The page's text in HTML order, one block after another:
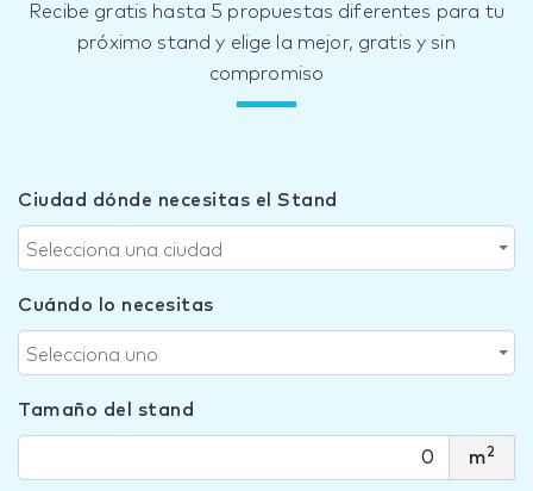
Recibe gratis hasta 5 propuestas diferentes para tu
próximo stand y elige la mejor, gratis y sin
compromiso
Ciudad dónde necesitas el Stand
Selecciona una ciudad
Cuándo lo necesitas
Selecciona uno
Tamaño del stand
m2